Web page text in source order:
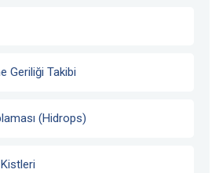
Geriliği Takibi
(Hidrops)